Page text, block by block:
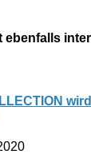
ebenfalls